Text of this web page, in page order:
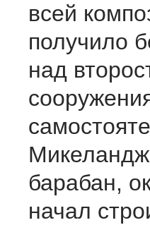
всей
получило
над
барабан,
начал